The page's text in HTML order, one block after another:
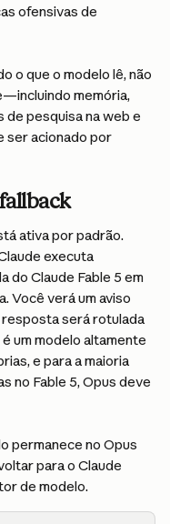
ofensivas de
o que o modelo lê, não
memória,
pesquisa na web e
ser acionado por
ativa por padrão.
executa
do Claude Fable 5 em
Você verá um aviso
resposta será rotulada
um modelo altamente
e para a maioria
no Fable 5, Opus deve
permanece no Opus
para o Claude
de modelo.